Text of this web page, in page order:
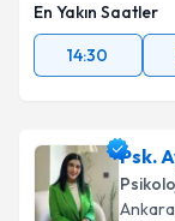
En Yakın Saatler
14:30
Psk.
Ankara